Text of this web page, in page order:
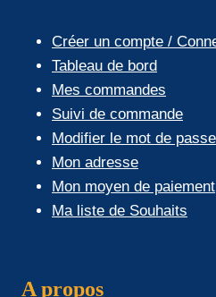
Créer un compte /
Tableau de bord
Mes commandes
Suivi de commande
Modifier le mot de passe
Mon adresse
Mon moyen de paiement
Ma liste de Souhaits
A propos